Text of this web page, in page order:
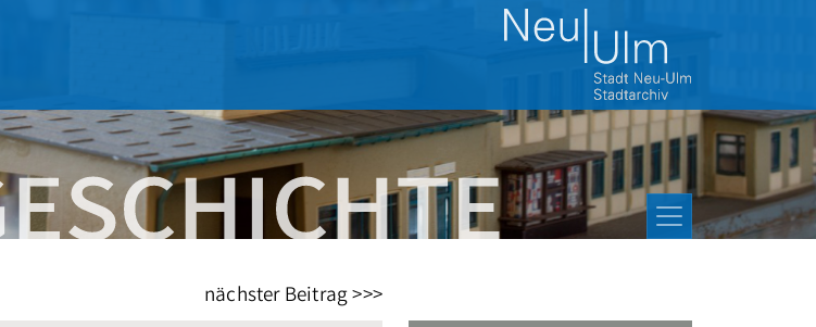
nächster Beitrag >>>